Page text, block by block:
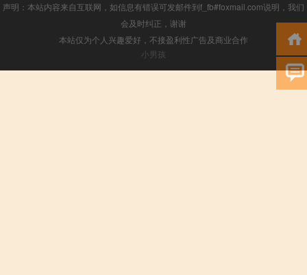
声明：本站内容来自互联网，如信息有错误可发邮件到f_fb#foxmail.com说明，我们
会及时纠正，谢谢
本站仅为个人兴趣爱好，不接盈利性广告及商业合作
小男孩